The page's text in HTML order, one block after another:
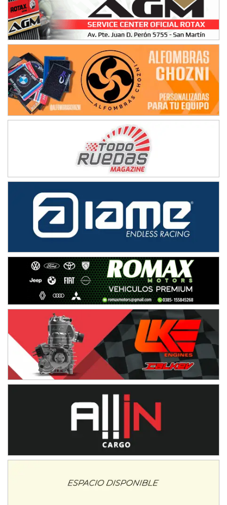
NORESTE SANTAFESINO - F6
Ciudad de Avellaneda (Asfalto)
Avellaneda (Santa Fe)
SUR SANTAFESINO - F4
José Samuel Sánchez (Tierra)
Rufino (Santa Fe)
TUCUMANO - F5
Juan Navarro (Asfalto)
El Timbó (Tucumán)